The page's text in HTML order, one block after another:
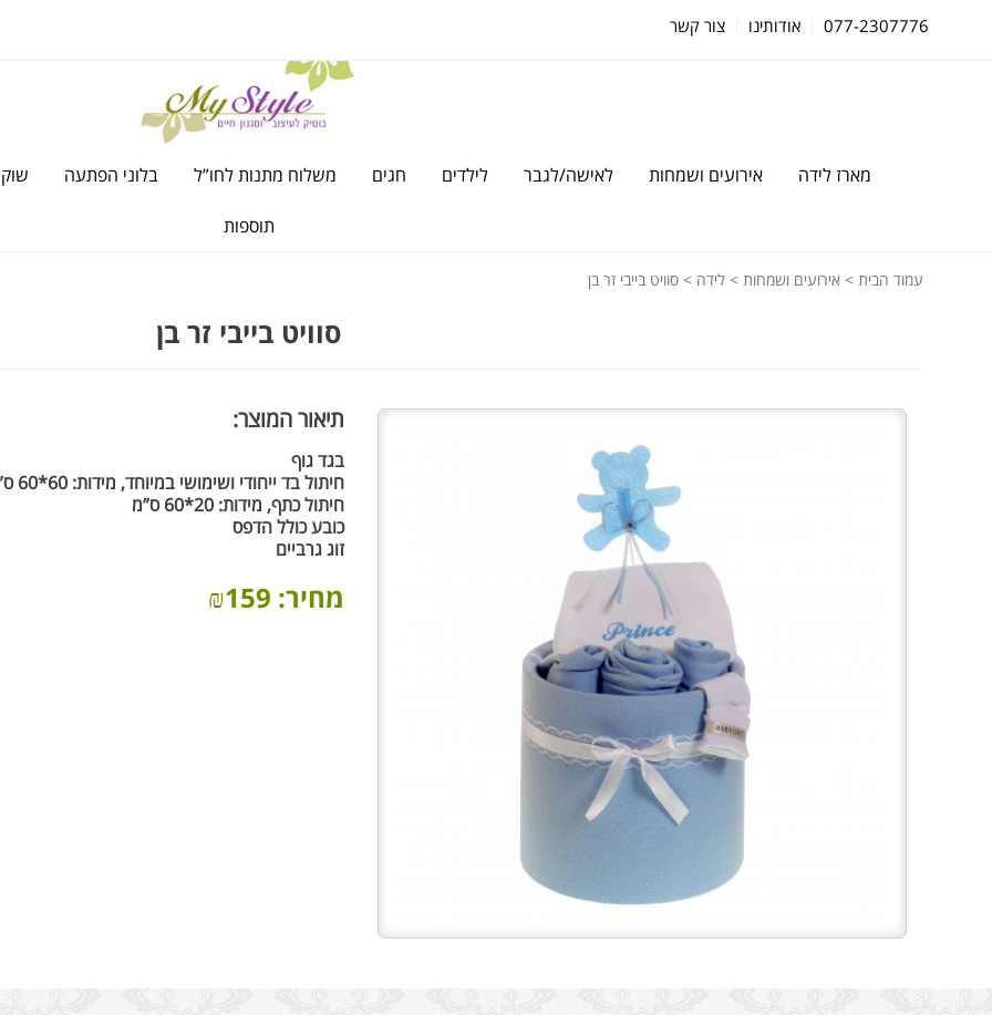
077-2307776 אודותינו צור קשר
מארז לידה אירועים ושמחות לאישה/לגבר לילדים חגים משלוח מתנות לחו”ל בלוני הפתעה
תוספות
עמוד הבית > אירועים ושמחות > לידה > סוויט בייבי זר בן
סוויט בייבי זר בן
תיאור המוצר:
בגד גוף
חיתול בד ייחודי ושימושי במיוחד, מידות: 60*60 ס”מ
חיתול כתף, מידות: 20*60 ס”מ
כובע כולל הדפס
זוג גרביים
מחיר: ₪159